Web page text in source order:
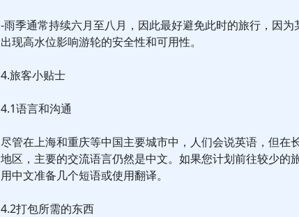
-雨季通常持续六月至八月，因此最好避免此时的旅行，因为
出现高水位影响游轮的安全性和可用性。
4.旅客小贴士
4.1语言和沟通
尽管在上海和重庆等中国主要城市中，人们会说英语，但在
地区，主要的交流语言仍然是中文。如果您计划前往较少的
用中文准备几个短语或使用翻译。
4.2打包所需的东西